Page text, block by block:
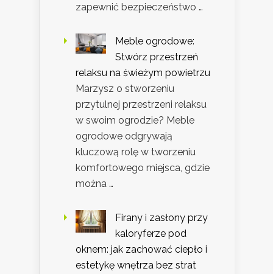
zapewnić bezpieczeństwo …
Meble ogrodowe:
Stwórz przestrzeń
relaksu na świeżym powietrzu
Marzysz o stworzeniu
przytulnej przestrzeni relaksu
w swoim ogrodzie? Meble
ogrodowe odgrywają
kluczową rolę w tworzeniu
komfortowego miejsca, gdzie
można …
Firany i zasłony przy
kaloryferze pod
oknem: jak zachować ciepło i
estetykę wnętrza bez strat